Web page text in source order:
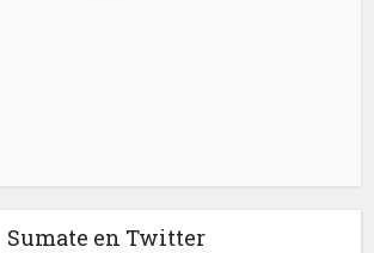
Sumate en Twitter